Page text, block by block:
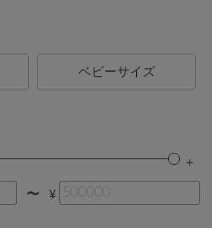
ベビーサイズ
〜 ¥